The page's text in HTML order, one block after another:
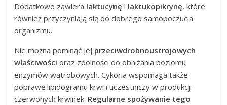
Dodatkowo zawiera laktucynę i laktukopikrynę, które
również przyczyniają się do dobrego samopoczucia
organizmu.
Nie można pominąć jej przeciwdrobnoustrojowych
właściwości oraz zdolności do obniżania poziomu
enzymów wątrobowych. Cykoria wspomaga także
poprawę lipidogramu krwi i uczestniczy w produkcji
czerwonych krwinek. Regularne spożywanie tego